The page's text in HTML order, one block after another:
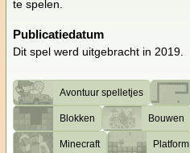
te spelen.
Publicatiedatum
Dit spel werd uitgebracht in 2019.
Avontuur spelletjes
Blokken Bouwen
Minecraft Platform